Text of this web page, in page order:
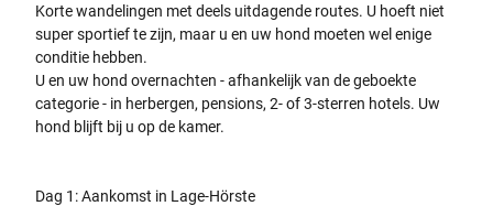
Korte wandelingen met deels uitdagende routes. U hoeft niet
super sportief te zijn, maar u en uw hond moeten wel enige
conditie hebben.
U en uw hond overnachten - afhankelijk van de geboekte
categorie - in herbergen, pensions, 2- of 3-sterren hotels. Uw
hond blijft bij u op de kamer.
Dag 1: Aankomst in Lage-Hörste